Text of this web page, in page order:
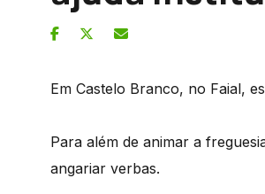
Em Castelo Branco, no Faial,
Para além de animar a
angariar verbas.